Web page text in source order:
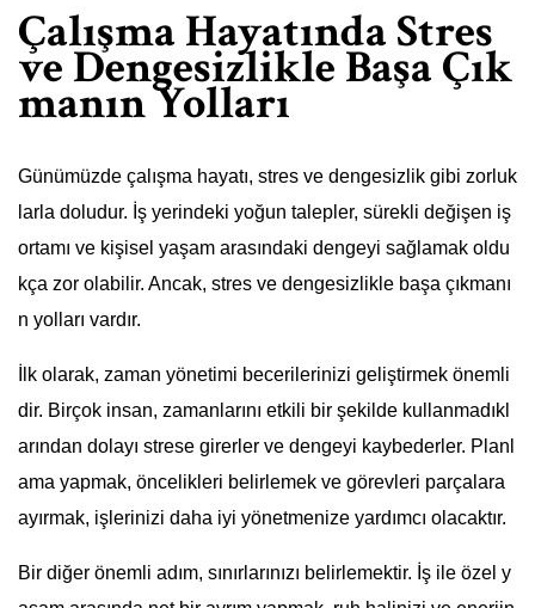
Çalışma Hayatında Stres
ve Dengesizlikle Başa Çık
manın Yolları
Günümüzde çalışma hayatı, stres ve dengesizlik gibi zorluk
larla doludur. İş yerindeki yoğun talepler, sürekli değişen iş
ortamı ve kişisel yaşam arasındaki dengeyi sağlamak oldu
kça zor olabilir. Ancak, stres ve dengesizlikle başa çıkmanı
n yolları vardır.
İlk olarak, zaman yönetimi becerilerinizi geliştirmek önemli
dir. Birçok insan, zamanlarını etkili bir şekilde kullanmadıkl
arından dolayı strese girerler ve dengeyi kaybederler. Planl
ama yapmak, öncelikleri belirlemek ve görevleri parçalara
ayırmak, işlerinizi daha iyi yönetmenize yardımcı olacaktır.
Bir diğer önemli adım, sınırlarınızı belirlemektir. İş ile özel y